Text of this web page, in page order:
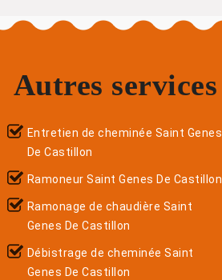
Autres services
Entretien de cheminée Saint Genes
De Castillon
Ramoneur Saint Genes De Castillon
Ramonage de chaudière Saint
Genes De Castillon
Débistrage de cheminée Saint
Genes De Castillon